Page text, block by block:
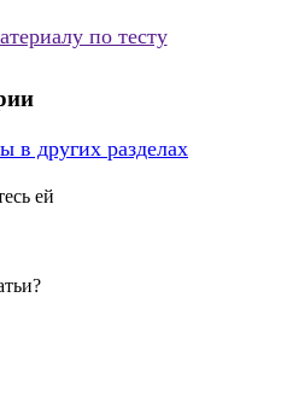
по тесту
в других разделах
ей